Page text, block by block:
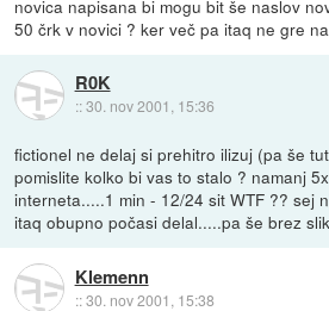
novica napisana bi mogu bit še naslov
50 črk v novici ? ker več pa itaq ne gre
R0K
::30. nov 2001, 15:36
fictionel ne delaj si prehitro ilizuj (pa še
pomislite kolko bi vas to stalo ? namanj
interneta.....1 min - 12/24 sit WTF ?? sej
itaq obupno počasi delal.....pa še brez
Klemenn
::30. nov 2001, 15:38